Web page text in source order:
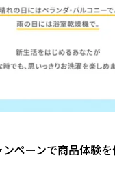
ペーンで商品体験